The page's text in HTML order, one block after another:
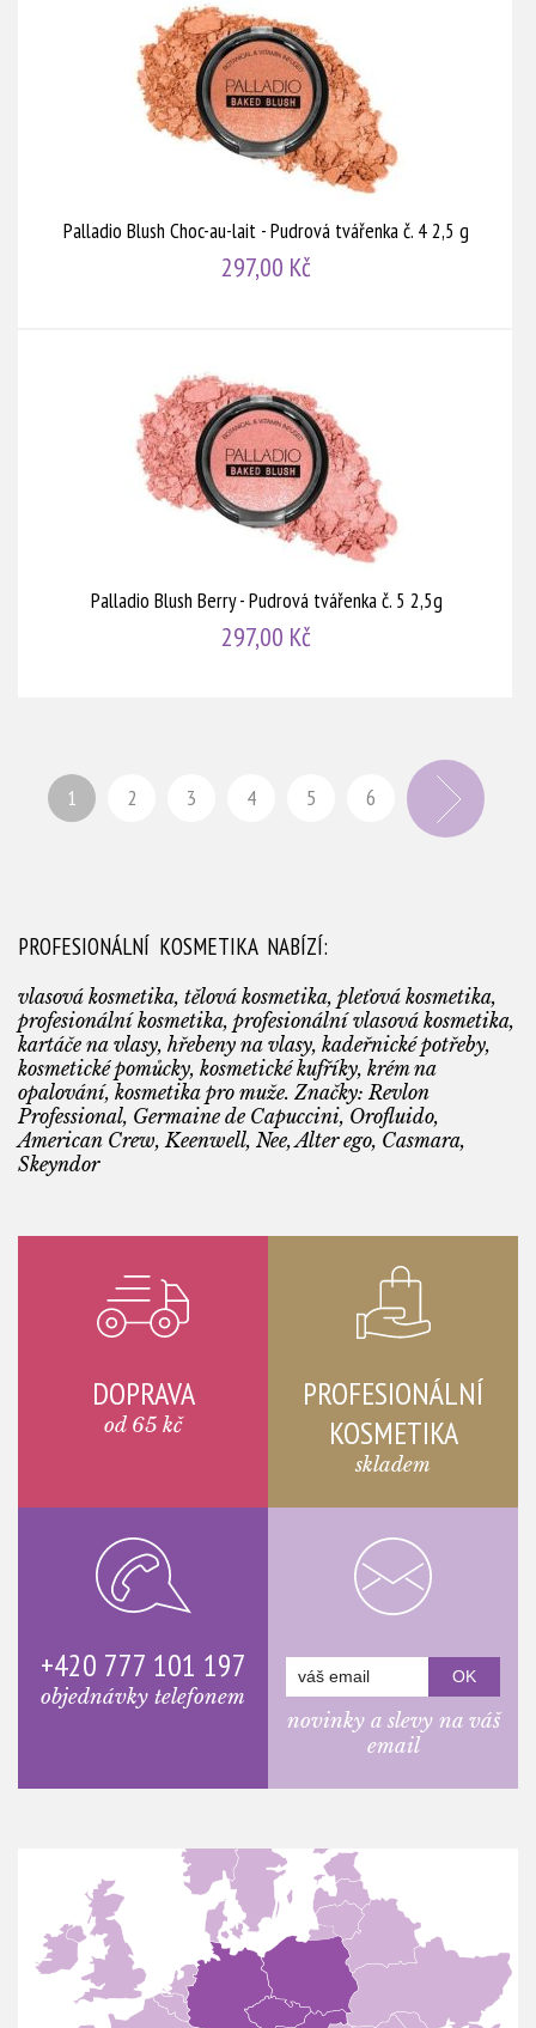
Palladio Blush Choc-au-lait - Pudrová tvářenka č. 4 2,5 g
297,00 Kč
Palladio Blush Berry - Pudrová tvářenka č. 5 2,5g
297,00 Kč
1 2 3 4 5 6
PROFESIONÁLNÍ KOSMETIKA NABÍZÍ:
vlasová kosmetika, tělová kosmetika, pleťová kosmetika,
profesionální kosmetika, profesionální vlasová kosmetika,
kartáče na vlasy, hřebeny na vlasy, kadeřnické potřeby,
kosmetické pomůcky, kosmetické kufříky, krém na
opalování, kosmetika pro muže. Značky: Revlon
Professional, Germaine de Capuccini, Orofluido,
American Crew, Keenwell, Nee, Alter ego, Casmara,
Skeyndor
DOPRAVA
od 65 kč
PROFESIONÁLNÍ
KOSMETIKA
skladem
+420 777 101 197
objednávky telefonem
novinky a slevy na váš
email